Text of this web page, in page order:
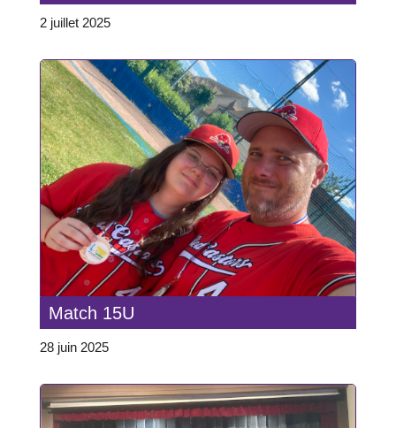
2 juillet 2025
Match 15U
28 juin 2025